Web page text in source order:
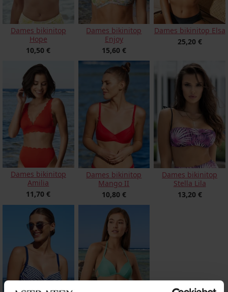
Dames bikinitop
Hope
10,50 €
Dames bikinitop
Enjoy
15,60 €
Dames bikinitop Elsa
25,20 €
Dames bikinitop
Amilia
11,70 €
Dames bikinitop
Mango II
10,80 €
Dames bikinitop
Stella Lila
13,20 €